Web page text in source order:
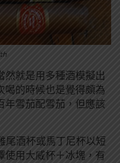
然就是用多種酒模擬出
喝的時候也是覺得頗為
年雪茄配雪茄，但應該
酒杯或馬丁尼杯以短
使用大威杯＋冰塊，有